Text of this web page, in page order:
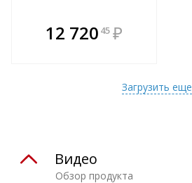
12 720 45 ₽
Загрузить еще
Обзор продукта
Видео